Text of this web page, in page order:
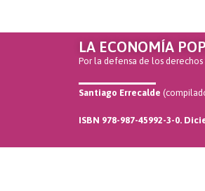
LA ECONOMÍA
Por la defensa de los
Santiago Errecalde
ISBN 978-987-45992-3-0.